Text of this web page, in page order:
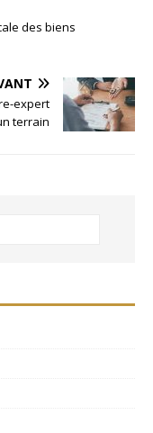
des biens
expert
terrain